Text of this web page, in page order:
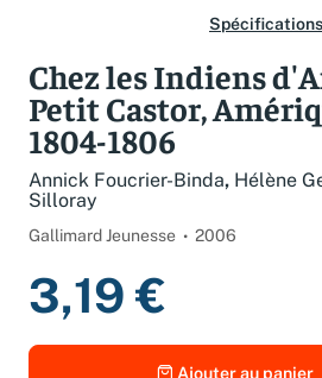
Chez les Indiens
Petit Castor,
1804-1806
Annick Foucrier-Binda , Hélène
Silloray
3,19 €